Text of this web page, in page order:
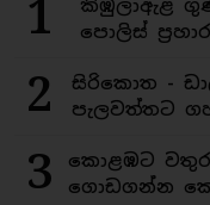
1
කිඹුලාඇළ
පොලිස්
2
සිරිකොත -
පැලවත්තට
3
කොළඹට
ගොඩගන්න